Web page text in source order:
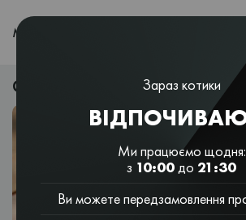
МЕНЮ
Онигири в Днепре — новинка в
Зараз котики
Ми працюємо щодня:
з 10:00до 21:30
Ви можете передзамовлення